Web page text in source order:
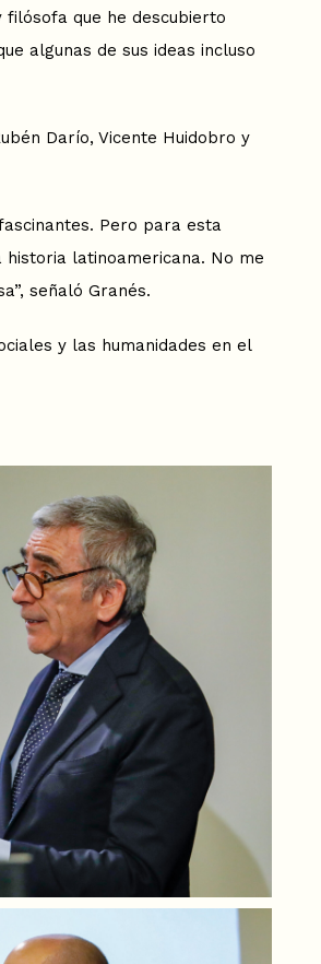
filósofa que he descubierto
algunas de sus ideas incluso
Darío, Vicente Huidobro y
Pero para esta
latinoamericana. No me
señaló Granés.
y las humanidades en el